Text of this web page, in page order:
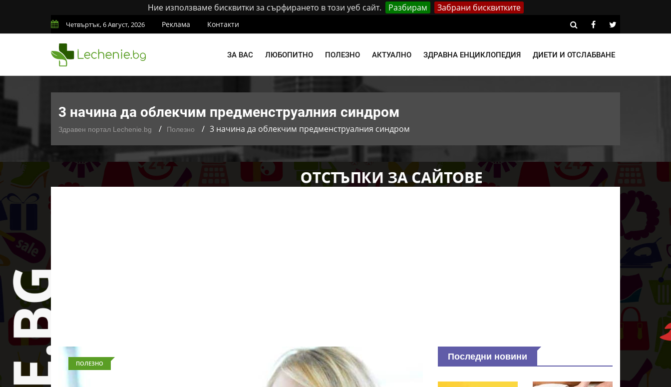
Ние използваме бисквитки за сърфирането в този уеб сайт. Разбирам Забрани бисквитките
Четвъртък, 6 Август, 2026 Реклама Контакти
ЗА ВАС ЛЮБОПИТНО ПОЛЕЗНО АКТУАЛНО ЗДРАВНА ЕНЦИКЛОПЕДИЯ ДИЕТИ И ОТСЛАБВАНЕ
3 начина да облекчим предменструалния синдром
Здравен портал Lechenie.bg Полезно 3 начина да облекчим предменструалния синдром
ПОЛЕЗНО
Последни новини